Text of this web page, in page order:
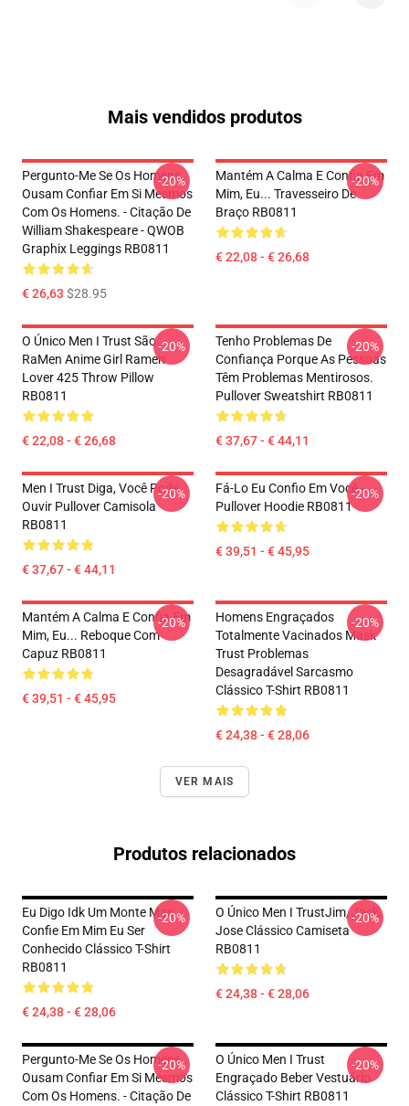
Mais vendidos produtos
Pergunto-Me Se Os Homens
Ousam Confiar Em Si Mesmos
Com Os Homens. - Citação De
William Shakespeare - QWOB
Graphix Leggings RB0811
€ 26,63 $28.95
-20%
Mantém A Calma E Confia Em
Mim, Eu... Travesseiro De
Braço RB0811
€ 22,08 - € 26,68
-20%
O Único Men I Trust São
RaMen Anime Girl Ramen
Lover 425 Throw Pillow
RB0811
€ 22,08 - € 26,68
-20%
Tenho Problemas De
Confiança Porque As Pessoas
Têm Problemas Mentirosos.
Pullover Sweatshirt RB0811
€ 37,67 - € 44,11
-20%
Men I Trust Diga, Você Pode
Ouvir Pullover Camisola
RB0811
€ 37,67 - € 44,11
-20%
Fá-Lo Eu Confio Em Você -
Pullover Hoodie RB0811
€ 39,51 - € 45,95
-20%
Mantém A Calma E Confia Em
Mim, Eu... Reboque Com
Capuz RB0811
€ 39,51 - € 45,95
-20%
Homens Engraçados
Totalmente Vacinados Mask
Trust Problemas
Desagradável Sarcasmo
Clássico T-Shirt RB0811
€ 24,38 - € 28,06
-20%
VER MAIS
Produtos relacionados
Eu Digo Idk Um Monte Mas
Confie Em Mim Eu Ser
Conhecido Clássico T-Shirt
RB0811
€ 24,38 - € 28,06
-20%
O Único Men I TrustJim, Jack,
Jose Clássico Camiseta
RB0811
€ 24,38 - € 28,06
-20%
Pergunto-Me Se Os Homens
Ousam Confiar Em Si Mesmos
Com Os Homens. - Citação De
-20%
O Único Men I Trust
Engraçado Beber Vestuário
Clássico T-Shirt RB0811
-20%